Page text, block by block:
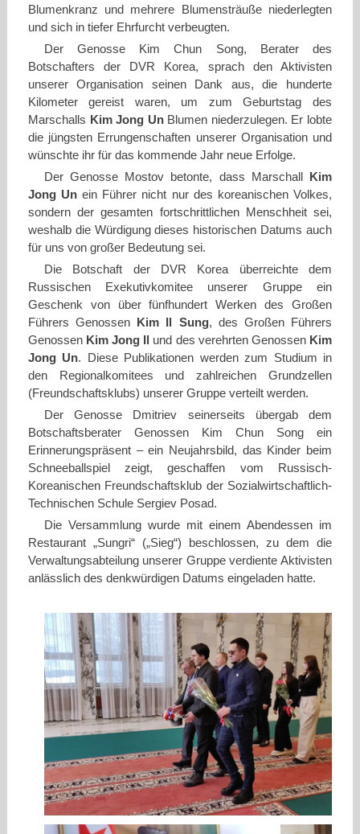
Blumenkranz und mehrere Blumensträuße niederlegten
und sich in tiefer Ehrfurcht verbeugten.
Der Genosse Kim Chun Song, Berater des
Botschafters der DVR Korea, sprach den Aktivisten
unserer Organisation seinen Dank aus, die hunderte
Kilometer gereist waren, um zum Geburtstag des
Marschalls Kim Jong UnBlumen niederzulegen. Er lobte
die jüngsten Errungenschaften unserer Organisation und
wünschte ihr für das kommende Jahr neue Erfolge.
Der Genosse Mostov betonte, dass Marschall
Kim
Jong Un ein Führer nicht nur des koreanischen Volkes,
sondern der gesamten fortschrittlichen Menschheit sei,
weshalb die Würdigung dieses historischen Datums auch
für uns von großer Bedeutung sei.
Die Botschaft der DVR Korea überreichte dem
Russischen Exekutivkomitee unserer Gruppe ein
Geschenk von über fünfhundert Werken des Großen
Führers Genossen
Kim Il Sung, des Großen Führers
Genossen Kim Jong Il und des verehrten Genossen Kim
Jong Un. Diese Publikationen werden zum Studium in
den Regionalkomitees und zahlreichen Grundzellen
(Freundschaftsklubs) unserer Gruppe verteilt werden.
Der Genosse Dmitriev seinerseits übergab dem
Botschaftsberater Genossen Kim Chun Song ein
Erinnerungspräsent – ein Neujahrsbild, das Kinder beim
Schneeballspiel zeigt, geschaffen vom Russisch-
Koreanischen Freundschaftsklub der Sozialwirtschaftlich-
Technischen Schule Sergiev Posad.
Die Versammlung wurde mit einem Abendessen im
Restaurant „Sungri“ („Sieg“) beschlossen, zu dem die
Verwaltungsabteilung unserer Gruppe verdiente Aktivisten
anlässlich des denkwürdigen Datums eingeladen hatte.